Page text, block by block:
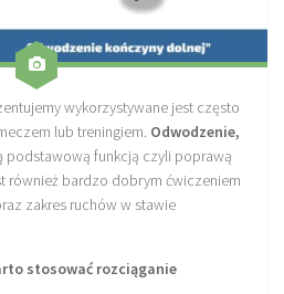
PRO TRAINING
TRAINING
konspekty, notatki
wykorzystywane jest często
lub treningiem. Odwodzenie,
funkcją czyli poprawą
również bardzo dobrym ćwiczeniem
zakres ruchów w stawie
stosować rozciąganie